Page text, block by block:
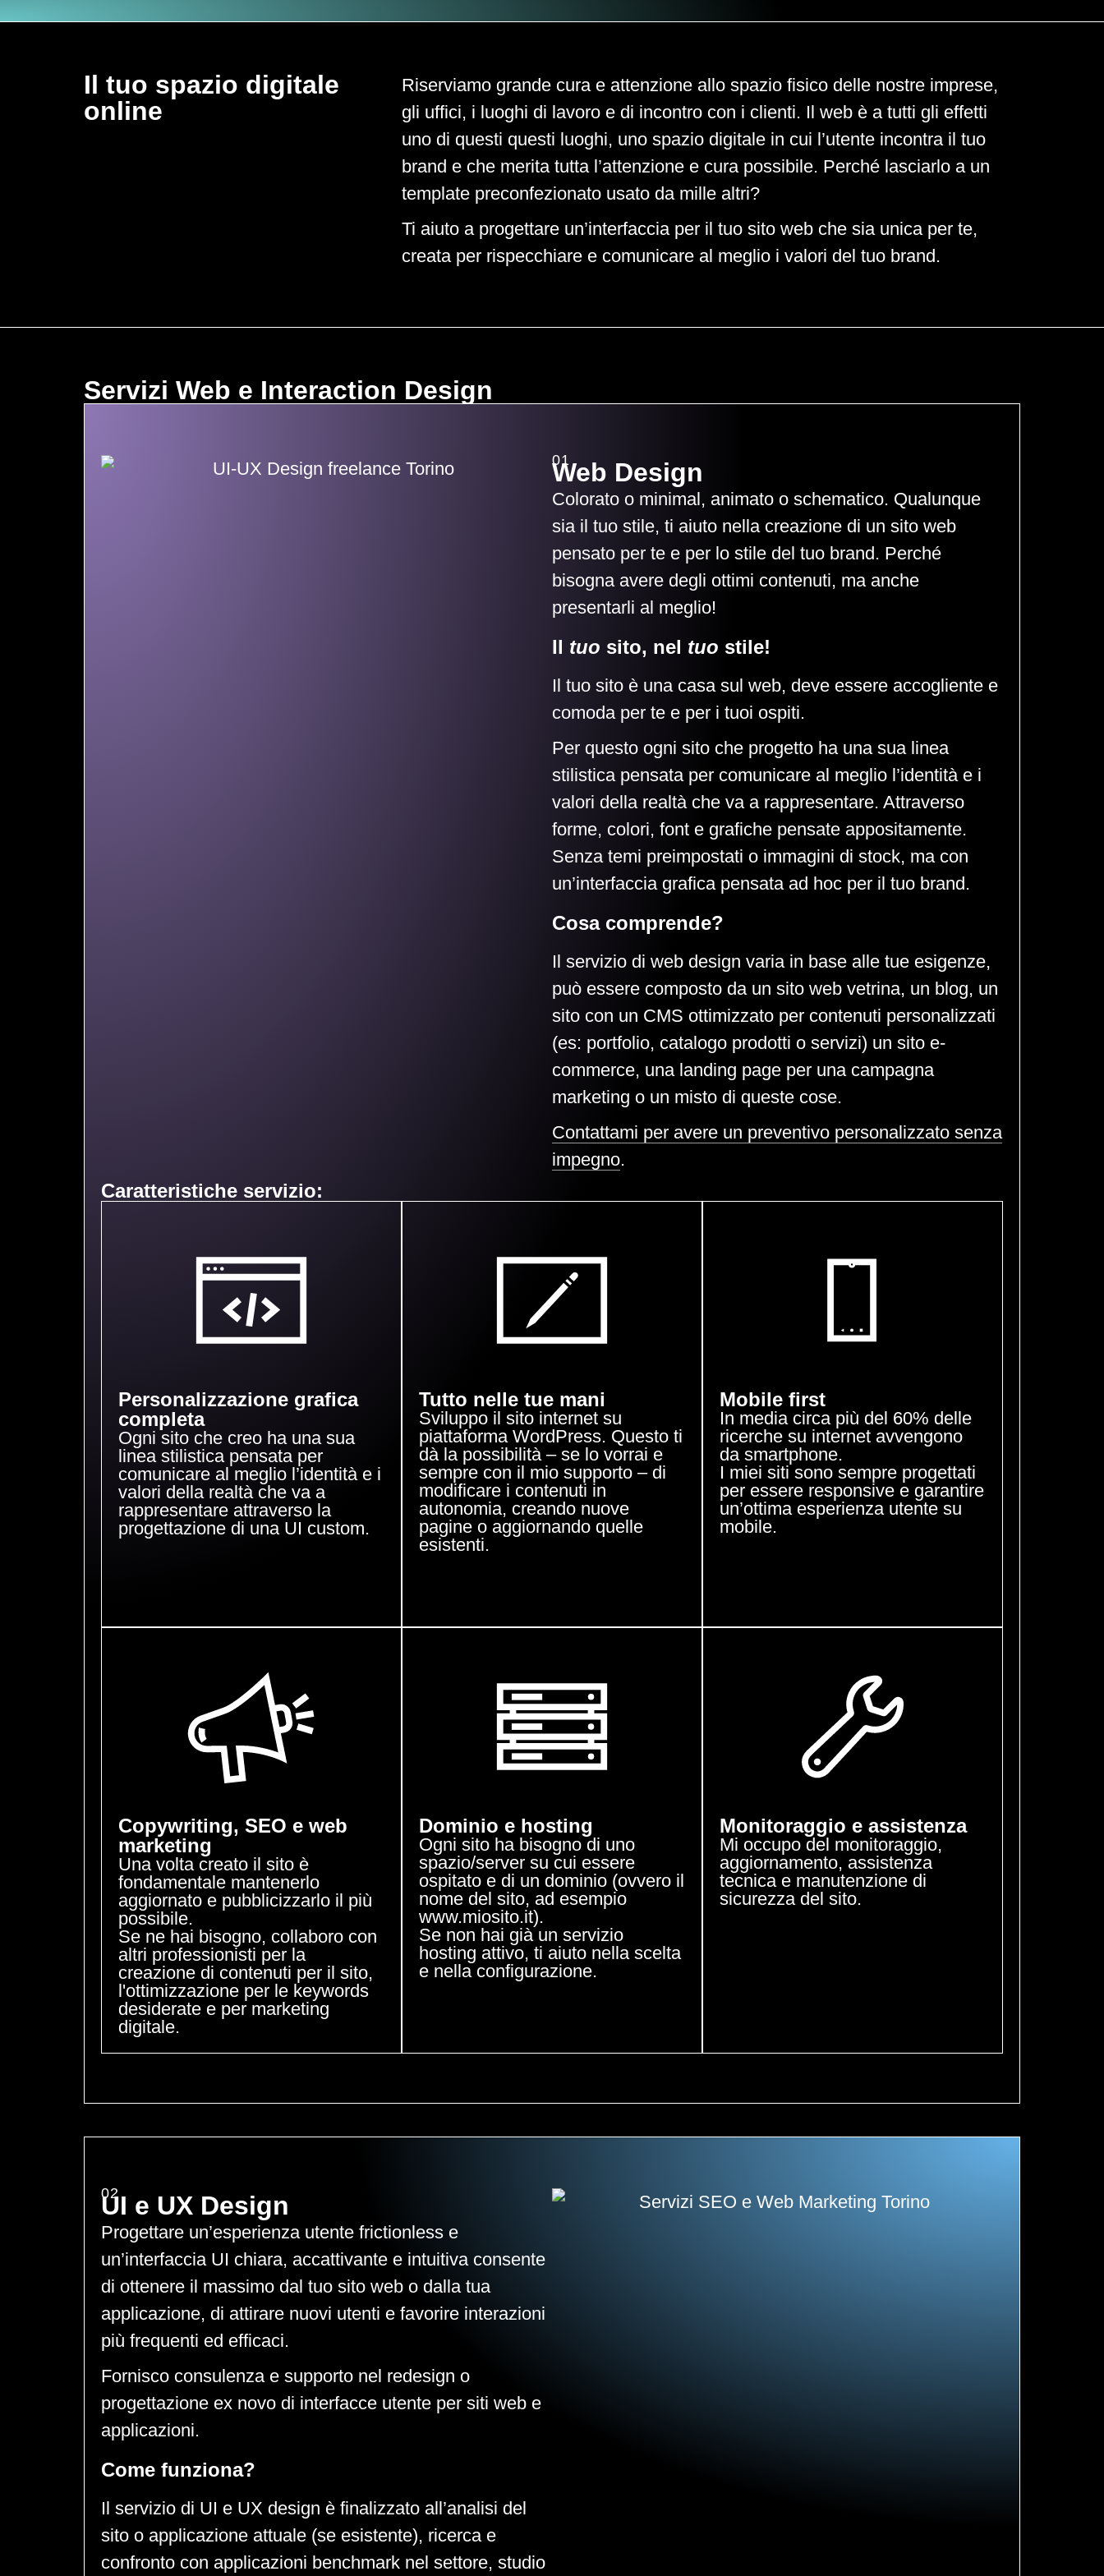
Il tuo spazio digitale
online
Riserviamo grande cura e attenzione allo spazio fisico delle nostre imprese,
gli uffici, i luoghi di lavoro e di incontro con i clienti. Il web è a tutti gli effetti
uno di questi questi luoghi, uno spazio digitale in cui l’utente incontra il tuo
brand e che merita tutta l’attenzione e cura possibile. Perché lasciarlo a un
template preconfezionato usato da mille altri?
Ti aiuto a progettare un’interfaccia per il tuo sito web che sia unica per te,
creata per rispecchiare e comunicare al meglio i valori del tuo brand.
Servizi Web e Interaction Design
01
Web Design
Colorato o minimal, animato o schematico. Qualunque
sia il tuo stile, ti aiuto nella creazione di un sito web
pensato per te e per lo stile del tuo brand. Perché
bisogna avere degli ottimi contenuti, ma anche
presentarli al meglio!
Il tuo sito, nel tuo stile!
Il tuo sito è una casa sul web, deve essere accogliente e
comoda per te e per i tuoi ospiti.
Per questo ogni sito che progetto ha una sua linea
stilistica pensata per comunicare al meglio l’identità e i
valori della realtà che va a rappresentare. Attraverso
forme, colori, font e grafiche pensate appositamente.
Senza temi preimpostati o immagini di stock, ma con
un’interfaccia grafica pensata ad hoc per il tuo brand.
Cosa comprende?
Il servizio di web design varia in base alle tue esigenze,
può essere composto da un sito web vetrina, un blog, un
sito con un CMS ottimizzato per contenuti personalizzati
(es: portfolio, catalogo prodotti o servizi) un sito e-
commerce, una landing page per una campagna
marketing o un misto di queste cose.
Contattami per avere un preventivo personalizzato senza
impegno.
Caratteristiche servizio:
Personalizzazione grafica
completa
Ogni sito che creo ha una sua
linea stilistica pensata per
comunicare al meglio l’identità e i
valori della realtà che va a
rappresentare attraverso la
progettazione di una UI custom.
Tutto nelle tue mani
Sviluppo il sito internet su
piattaforma WordPress. Questo ti
dà la possibilità – se lo vorrai e
sempre con il mio supporto – di
modificare i contenuti in
autonomia, creando nuove
pagine o aggiornando quelle
esistenti.
Mobile first
In media circa più del 60% delle
ricerche su internet avvengono
da smartphone.
I miei siti sono sempre progettati
per essere responsive e garantire
un’ottima esperienza utente su
mobile.
Copywriting, SEO e web
marketing
Una volta creato il sito è
fondamentale mantenerlo
aggiornato e pubblicizzarlo il più
possibile.
Se ne hai bisogno, collaboro con
altri professionisti per la
creazione di contenuti per il sito,
l'ottimizzazione per le keywords
desiderate e per marketing
digitale.
Dominio e hosting
Ogni sito ha bisogno di uno
spazio/server su cui essere
ospitato e di un dominio (ovvero il
nome del sito, ad esempio
www.miosito.it).
Se non hai già un servizio
hosting attivo, ti aiuto nella scelta
e nella configurazione.
Monitoraggio e assistenza
Mi occupo del monitoraggio,
aggiornamento, assistenza
tecnica e manutenzione di
sicurezza del sito.
02
UI e UX Design
Progettare un’esperienza utente frictionless e
un’interfaccia UI chiara, accattivante e intuitiva consente
di ottenere il massimo dal tuo sito web o dalla tua
applicazione, di attirare nuovi utenti e favorire interazioni
più frequenti ed efficaci.
Fornisco consulenza e supporto nel redesign o
progettazione ex novo di interfacce utente per siti web e
applicazioni.
Come funziona?
Il servizio di UI e UX design è finalizzato all’analisi del
sito o applicazione attuale (se esistente), ricerca e
confronto con applicazioni benchmark nel settore, studio